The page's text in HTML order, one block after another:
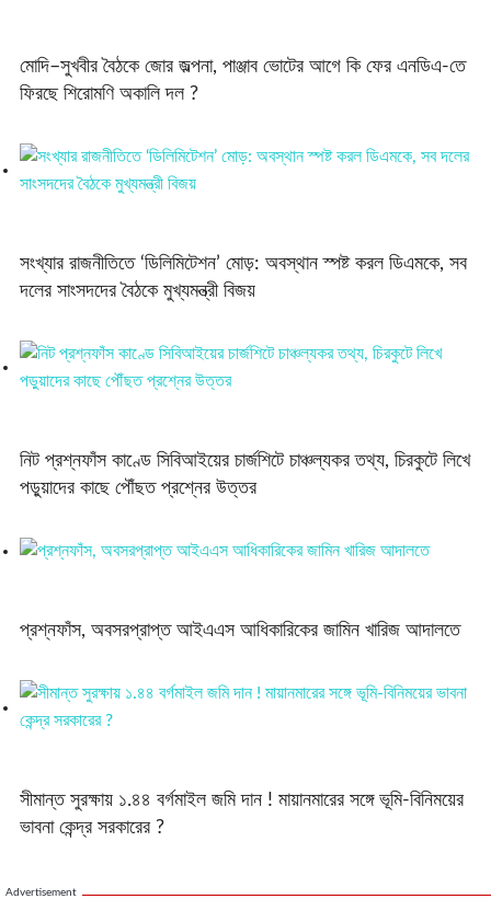
মোদি–সুখবীর বৈঠকে জোর জল্পনা, পাঞ্জাব ভোটের আগে কি ফের এনডিএ-তে
ফিরছে শিরোমণি অকালি দল ?
সংখ্যার রাজনীতিতে ‘ডিলিমিটেশন’ মোড়: অবস্থান স্পষ্ট করল ডিএমকে, সব
দলের সাংসদদের বৈঠকে মুখ্যমন্ত্রী বিজয়
নিট প্রশ্নফাঁস কাণ্ডে সিবিআইয়ের চার্জশিটে চাঞ্চল্যকর তথ্য, চিরকুটে লিখে
পড়ুয়াদের কাছে পৌঁছত প্রশ্নের উত্তর
প্রশ্নফাঁস, অবসরপ্রাপ্ত আইএএস আধিকারিকের জামিন খারিজ আদালতে
সীমান্ত সুরক্ষায় ১.৪৪ বর্গমাইল জমি দান ! মায়ানমারের সঙ্গে ভূমি-বিনিময়ের
ভাবনা কেন্দ্র সরকারের ?
Advertisement